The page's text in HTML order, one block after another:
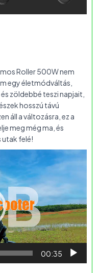
Roller 500W nem
egy életmódváltás,
zöldebbé teszi napjait,
hosszú távú
áll a változásra, ez a
meg még ma, és
utak felé!
00:35